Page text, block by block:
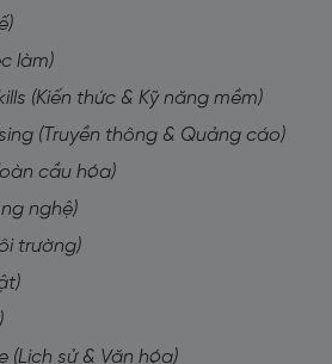
làm)
(Kiến thức & Kỹ năng mềm)
(Truyền thông & Quảng cáo)
cầu hóa)
nghệ)
trường)
(Lịch sử & Văn hóa)